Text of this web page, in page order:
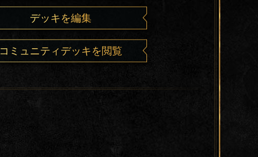
デッキを編集
コミュニティデッキを閲覧